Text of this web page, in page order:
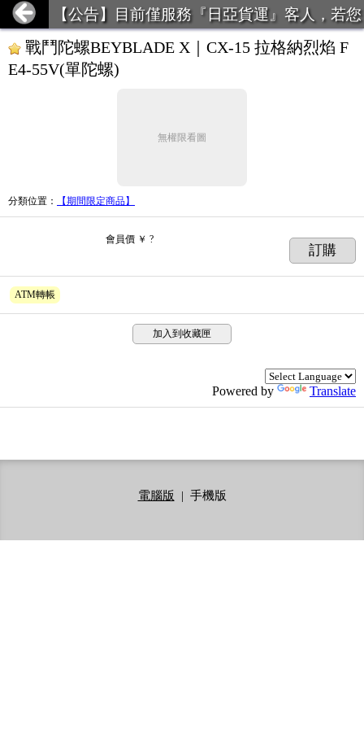
【公告】目前僅服務『日亞貨運』客人，若您
前月使用貨運未達50kg，請勿下單。
戰鬥陀螺BEYBLADE X｜CX-15 拉格納烈焰 F
E4-55V(單陀螺)
無權限看圖
分類位置 ： 【期間限定商品】
會員價 ￥ ?
訂購
ATM轉帳
加入到收藏匣
Powered by Translate
電腦版 | 手機版